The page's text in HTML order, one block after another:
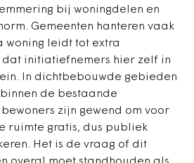
bij woningdelen en
Gemeenten hanteren vaak
woning leidt tot extra
initiatiefnemers hier zelf in
In dichtbebouwde gebieden
de bestaande
zijn gewend om voor
ruimte gratis, dus publiek
Het is de vraag of dit